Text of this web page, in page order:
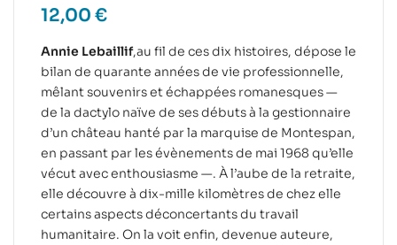
12,00 €
Annie Lebaillif,au fil de ces dix histoires, dépose le
bilan de quarante années de vie professionnelle,
mêlant souvenirs et échappées romanesques —
de la dactylo naïve de ses débuts à la gestionnaire
d’un château hanté par la marquise de Montespan,
en passant par les évènements de mai 1968 qu’elle
vécut avec enthousiasme —. À l’aube de la retraite,
elle découvre à dix-mille kilomètres de chez elle
certains aspects déconcertants du travail
humanitaire. On la voit enfin, devenue auteure,